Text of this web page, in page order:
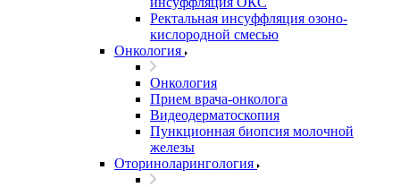
Ректальная инсуффляция озоно-
кислородной смесью
Онкология
Онкология
Прием врача-онколога
Видеодерматоскопия
Пункционная биопсия молочной
железы
Оториноларингология